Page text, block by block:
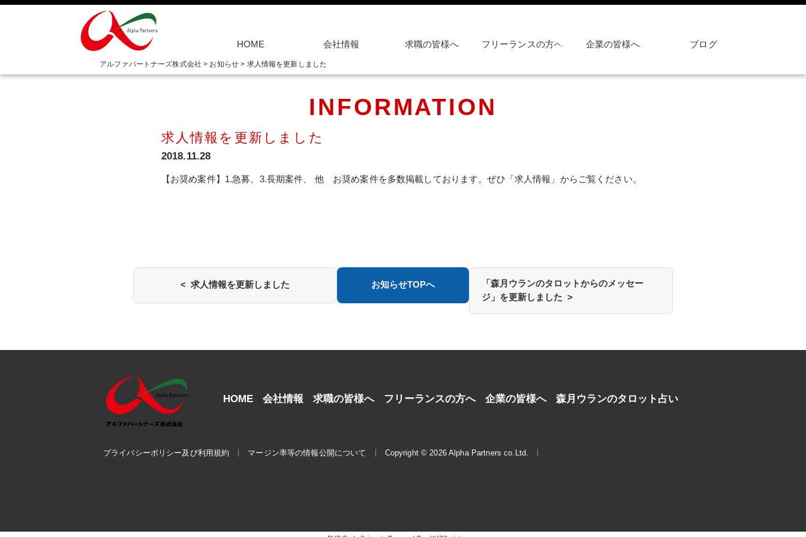
HOME 会社情報 求職の皆様へ フリーランスの方へ 企業の皆様へ ブログ
アルファパートナーズ株式会社 > お知らせ > 求人情報を更新しました
INFORMATION
求人情報を更新しました
2018.11.28
【お奨め案件】1.急募、3.長期案件、 他 お奨め案件を多数掲載しております。ぜひ「求人情報」からご覧ください。
< 求人情報を更新しました お知らせTOPへ
「森月ウランのタロットからのメッセー
ジ」を更新しました >
HOME 会社情報 求職の皆様へ フリーランスの方へ 企業の皆様へ 森月ウランのタロット占い
プライバシーポリシー及び利用規約 マージン率等の情報公開について Copyright © 2026 Alpha Partners co.Ltd.